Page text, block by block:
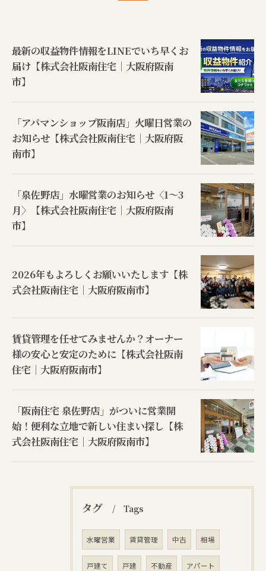
最新の収益物件情報をLINEでいち早くお
届け【株式会社阪南住宅｜大阪府阪南
市】
「アパマンショップ阪南店」火曜日営業の
お知らせ【株式会社阪南住宅｜大阪府阪
南市】
「泉佐野店」水曜営業のお知らせ〈1〜3
月〉【株式会社阪南住宅｜大阪府阪南
市】
2026年もよろしくお願いいたします【株
式会社阪南住宅｜大阪府阪南市】
賃貸管理を任せてみませんか？オーナー
様の安心と安定のために【株式会社阪南
住宅｜大阪府阪南市】
「阪南住宅 泉佐野店」がついに営業開
始！便利な立地で新しい住まい探し【株
式会社阪南住宅｜大阪府阪南市】
タグ Tags
水曜営業 賃貸管理 中古 相場
戸建て 戸建 不動産 アパート